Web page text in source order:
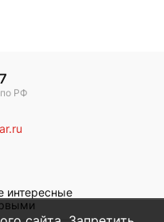
РФ
интересные